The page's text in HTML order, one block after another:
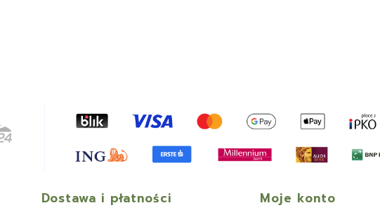
Dostawa i płatności
Moje konto